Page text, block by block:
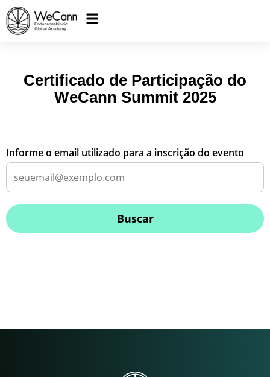
Certificado de Participação do
WeCann Summit 2025
Informe o email utilizado para a inscrição do evento
Buscar